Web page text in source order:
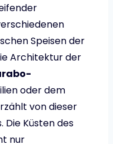
Speisen der
Architektur der
oder dem
von dieser
Die Küsten des
nur